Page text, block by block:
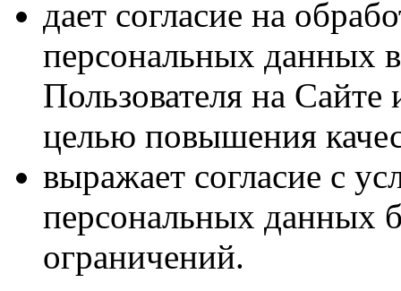
дает согласие на
персональных данных
Пользователя на
целью повышения
выражает согласие с
персональных данных
ограничений.